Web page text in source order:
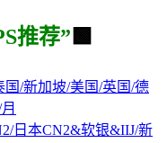
推荐” 🟩
国/新加坡/美国/英国/德
日本CN2&软银&IIJ/新